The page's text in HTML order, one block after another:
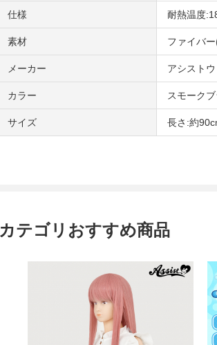
仕様 耐熱温度
素材 ファイバ
メーカー アシスト
カラー スモーク
サイズ 長さ:約
カテゴリおすすめ商品